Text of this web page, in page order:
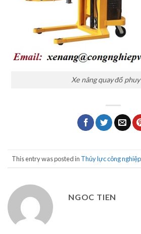
Xe nâng quay đổ
This entry was posted in Thủy lực công nghiệp
NGOC TIEN